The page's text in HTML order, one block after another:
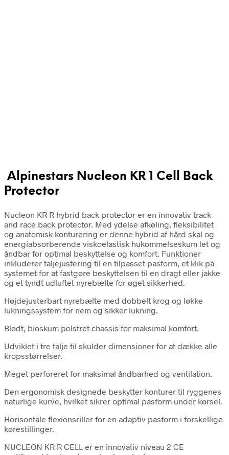
Alpinestars Nucleon KR 1 Cell Back
Protector
Nucleon KR R hybrid back protector er en innovativ track
and race back protector. Med ydelse afkøling, fleksibilitet
og anatomisk konturering er denne hybrid af hård skal og
energiabsorberende viskoelastisk hukommelseskum let og
åndbar for optimal beskyttelse og komfort. Funktioner
inkluderer taljejustering til en tilpasset pasform, et klik på
systemet for at fastgøre beskyttelsen til en dragt eller jakke
og et tyndt udluftet nyrebælte for øget sikkerhed.
Højdejusterbart nyrebælte med dobbelt krog og løkke
lukningssystem for nem og sikker lukning.
Blødt, bioskum polstret chassis for maksimal komfort.
Udviklet i tre talje til skulder dimensioner for at dække alle
kropsstørrelser.
Meget perforeret for maksimal åndbarhed og ventilation.
Den ergonomisk designede beskytter konturer til ryggenes
naturlige kurve, hvilket sikrer optimal pasform under kørsel.
Horisontale flexionsriller for en adaptiv pasform i forskellige
kørestillinger.
NUCLEON KR R CELL er en innovativ niveau 2 CE